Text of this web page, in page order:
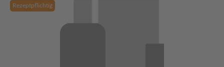
Rezeptpflichtig